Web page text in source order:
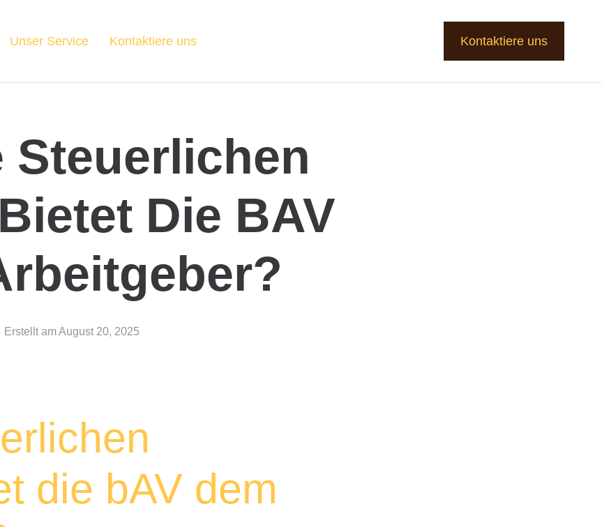
Unser Service Kontaktiere uns Kontaktiere uns
Steuerlichen
Die BAV
Erstellt amAugust 20, 2025
die bAV dem